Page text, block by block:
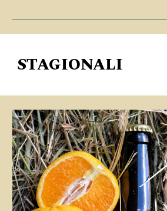
STAGIONALI